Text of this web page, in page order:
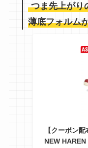
つま先上がり
薄底フォルム
【クーポン
NEW